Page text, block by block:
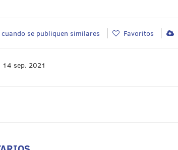
se publiquen similares Favoritos
14 sep. 2021